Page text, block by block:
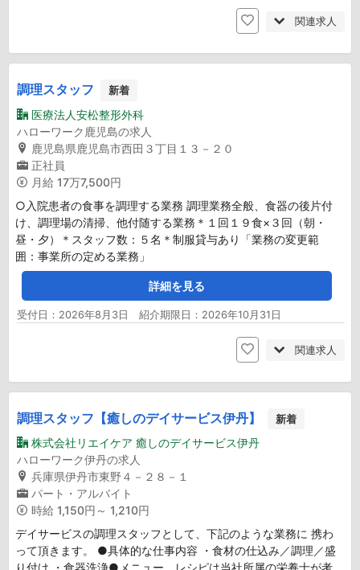
関連求人
調理スタッフ 新着
医療法人安松整形外科
ハローワーク鹿児島の求人
鹿児島県鹿児島市西田３丁目１３－２０
正社員
月給 17万7,500円
○入院患者の食事を調理する業務 調理業務全般、食器の後片付
け、調理場の清掃、他付随する業務＊１回１９食×３回（朝・
昼・夕）＊スタッフ数：５名＊制服貸与あり「業務の変更範
囲：事業所の定める業務」
詳細を見る
受付日：2026年8月3日 紹介期限日：2026年10月31日
関連求人
調理スタッフ【癒しのデイサービス伊丹】 新着
株式会社リエイケア 癒しのデイサービス伊丹
ハローワーク伊丹の求人
兵庫県伊丹市東野４－２８－１
パート・アルバイト
時給 1,150円～ 1,210円
デイサービスの調理スタッフとして、下記のような業務に 携わ
って頂きます。 ●具体的な仕事内容 ・食材の仕込み／調理／盛